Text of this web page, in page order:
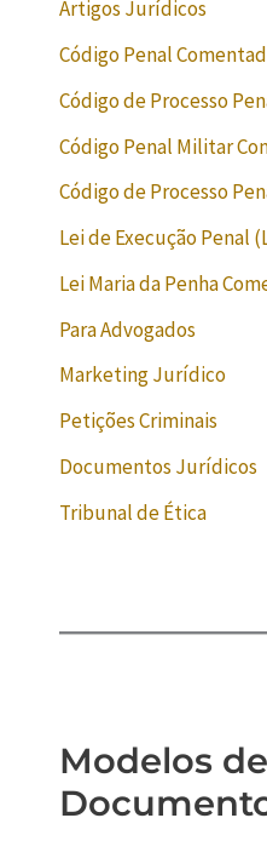
Artigos Jurídicos
Código Penal
Código de Processo
Código Penal Militar
Código de Processo
Lei de Execução Penal
Lei Maria da Penha
Para Advogados
Marketing Jurídico
Petições Criminais
Documentos Jurídicos
Tribunal de Ética
Modelos de